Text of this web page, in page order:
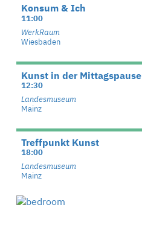
Konsum & Ich
11:00
WerkRaum
Wiesbaden
Kunst in der Mittagspause
12:30
Landesmuseum
Mainz
Treffpunkt Kunst
18:00
Landesmuseum
Mainz